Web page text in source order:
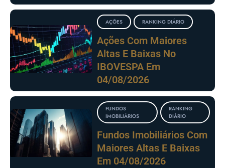
AÇÕES RANKING DIÁRIO
Ações Com Maiores
Altas E Baixas No
IBOVESPA Em
04/08/2026
FUNDOS
IMOBILIÁRIOS
RANKING
DIÁRIO
Fundos Imobiliários Com
Maiores Altas E Baixas
Em 04/08/2026